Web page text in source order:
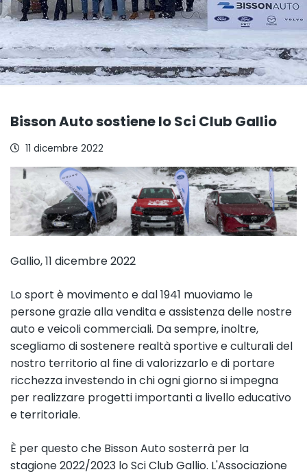
Bisson Auto sostiene lo Sci Club Gallio
11 dicembre 2022
Gallio, 11 dicembre 2022
Lo sport è movimento edal 1941 muoviamo le
persone grazie alla vendita e assistenza delle nostre
auto e veicoli commerciali. Da sempre, inoltre,
scegliamo di sostenere realtà sportive e culturali del
nostro territorio al fine di valorizzarlo e di portare
ricchezza investendo in chi ogni giorno si impegna
per realizzare progetti importanti a livello educativo
e territoriale.
È per questo che Bisson Auto sosterrà per la
stagione 2022/2023 lo Sci Club Gallio. L'Associazione